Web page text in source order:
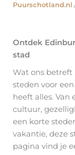
Puurschotland.nl
Ontdek
stad
Wat ons betreft
steden voor
heeft alles. Van
cultuur,
een korte
vakantie, deze
pagina vind je